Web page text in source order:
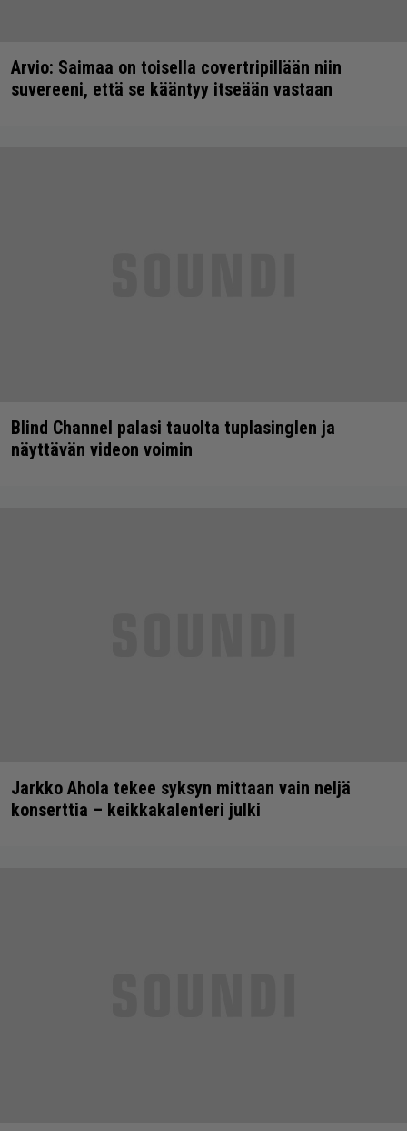
Arvio: Saimaa on toisella covertripillään niin
suvereeni, että se kääntyy itseään vastaan
Blind Channel palasi tauolta tuplasinglen ja
näyttävän videon voimin
Jarkko Ahola tekee syksyn mittaan vain neljä
konserttia – keikkakalenteri julki